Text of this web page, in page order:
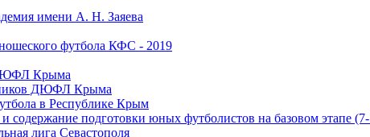
имени А. Н. Заяева
футбола КФС - 2019
Крыма
ДЮФЛ Крыма
в Республике Крым
содержание подготовки юных футболистов на базовом этапе
лига Севастополя